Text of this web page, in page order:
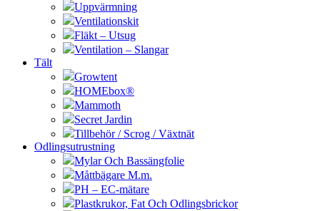
Uppvärmning
Ventilationskit
Fläkt – Utsug
Ventilation – Slangar
Tält
Growtent
HOMEbox®
Mammoth
Secret Jardin
Tillbehör / Scrog / Växtnät
Odlingsutrustning
Mylar Och Bassängfolie
Måttbägare M.m.
PH – EC-mätare
Plastkrukor, Fat Och Odlingsbrickor